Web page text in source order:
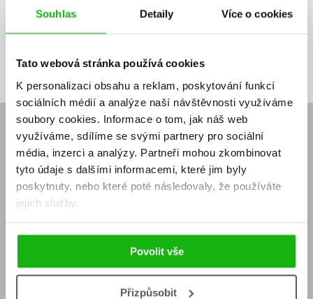
Souhlas Detaily Více o cookies
Tato webová stránka používá cookies
K personalizaci obsahu a reklam, poskytování funkcí
sociálních médií a analýze naší návštěvnosti využíváme
soubory cookies. Informace o tom, jak náš web
využíváme, sdílíme se svými partnery pro sociální
média, inzerci a analýzy. Partneři mohou zkombinovat
tyto údaje s dalšími informacemi, které jim byly
poskytnuty, nebo které poté následovaly, že používáte
jejich služby.
Povolit vše
Přizpůsobit
sleva, jaká běží soutěž o ceny? Přihlášením k odběru našich e-
souhlasíte se zpracováním osobních údajů
mailová
adresa
mailová
adresa
Vaše e-mailová adresa Přihlásit se
E-SHOP
Aktuality
Naši autoři
Obchodní podmínky
Jak nakoupit
Knižní novinky
Dárkové poukazy
Affiliate program
KONTAKTY
Kontakty Albatros Media